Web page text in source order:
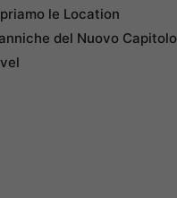
le Location
del Nuovo Capitolo